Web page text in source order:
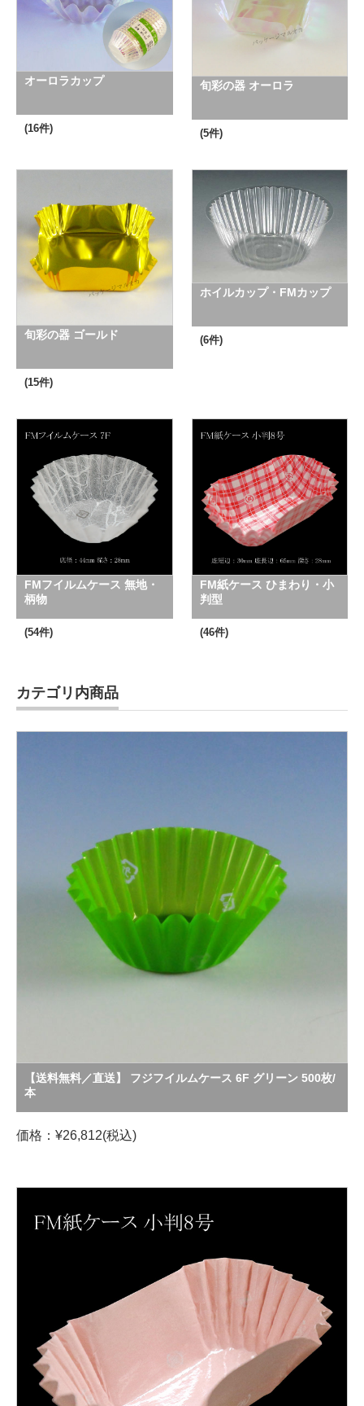
オーロラカップ
(16件)
旬彩の器 オーロラ
(5件)
旬彩の器 ゴールド
(15件)
ホイルカップ・FMカップ
(6件)
FMフイルムケース 無地・
柄物
(54件)
FM紙ケース ひまわり・小
判型
(46件)
カテゴリ内商品
【送料無料／直送】 フジフイルムケース 6F グリーン 500枚/
本
価格：¥26,812(税込)